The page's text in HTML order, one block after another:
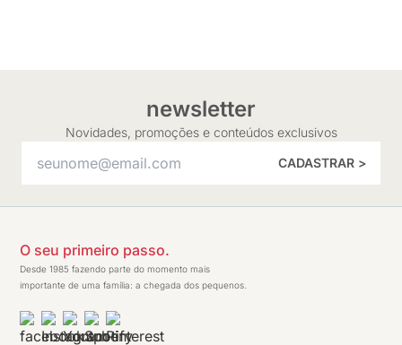
newsletter
Novidades, promoções e conteúdos exclusivos
CADASTRAR >
O seu primeiro passo.
Desde 1985 fazendo parte do momento mais
importante de uma família: a chegada dos pequenos.